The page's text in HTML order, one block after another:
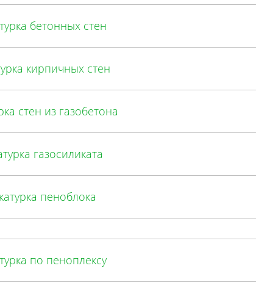
бетонных стен
кирпичных стен
стен из газобетона
газосиликата
пеноблока
по пеноплексу